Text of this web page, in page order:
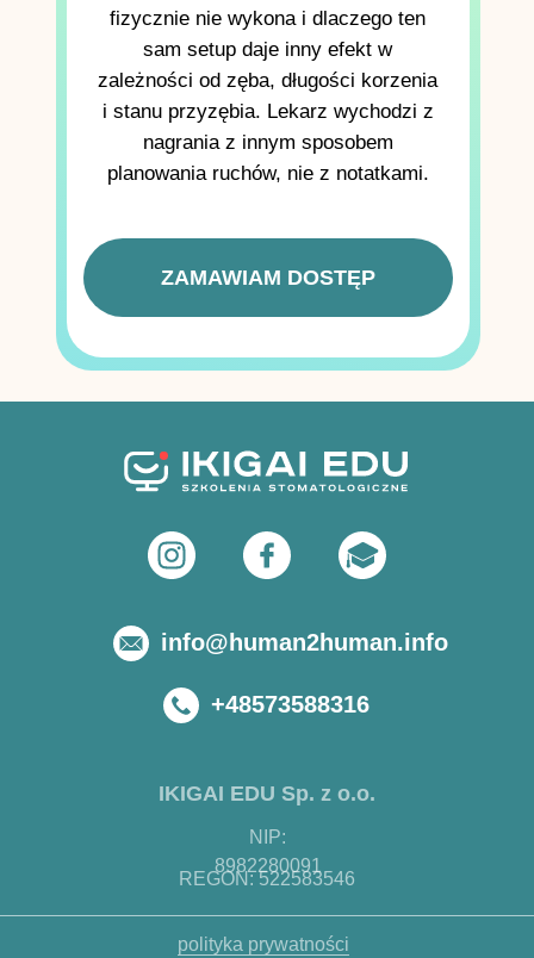
fizycznie nie wykona i dlaczego ten
sam setup daje inny efekt w
zależności od zęba, długości korzenia
i stanu przyzębia. Lekarz wychodzi z
nagrania z innym sposobem
planowania ruchów, nie z notatkami.
ZAMAWIAM DOSTĘP
info@human2human.info
NIP:
8982280091
+48573588316
REGON: 522583546
polityka prywatności
IKIGAI EDU Sp. z o.o.